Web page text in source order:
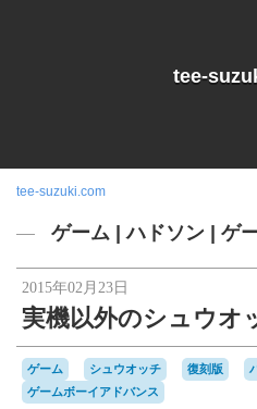
tee-
tee-suzuki.com
ゲーム |ハドソン ゲ
2015年02月23日
実機以外のシュウオ
ゲーム シュウオッチ 復刻版
ゲームボーイアドバンス